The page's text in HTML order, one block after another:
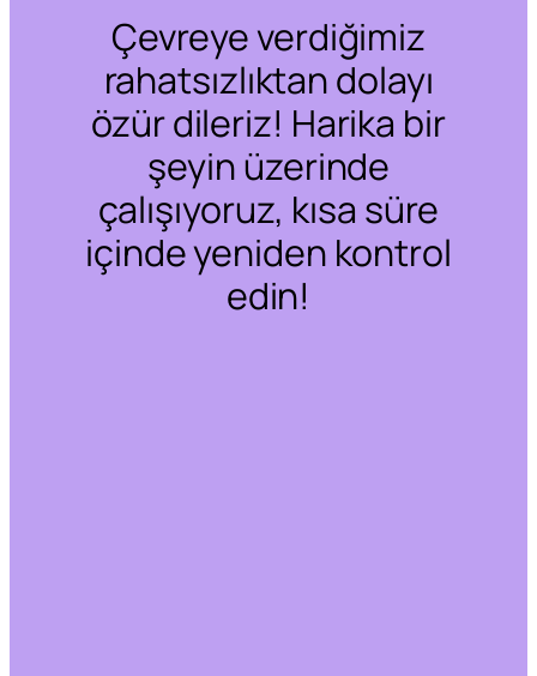
Çevreye verdiğimiz
rahatsızlıktan dolayı
özür dileriz! Harika bir
şeyin üzerinde
çalışıyoruz, kısa süre
içinde yeniden kontrol
edin!